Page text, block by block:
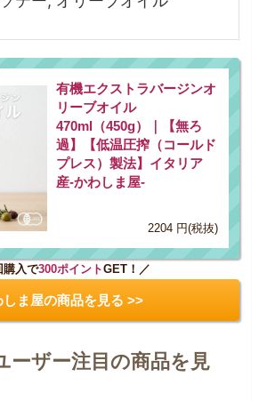
有機エクストラバージンオ
リーブオイル
470ml（450g）｜【無ろ
過】【低温圧搾（コールド
プレス）製法】イタリア
産-かわしま屋-
2204 円(税抜)
購入で300ポイントGET！／
しま屋の商品を見る >>
ーザー注目の商品を見